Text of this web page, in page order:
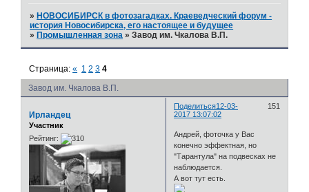
» НОВОСИБИРСК в фотозагадках. Краеведческий форум -
история Новосибирска, его настоящее и будущее
» Промышленная зона »Завод им. Чкалова В.П.
Завод им. Чкалова В.П.
Страница:« 1 2 3 4
Поделиться 151
12-03-
2017 13:07:02
Ирландец
Участник
Рейтинг:
Андрей, фоточка у Вас
конечно эффектная, но
"Тарантула" на подвесках не
наблюдается.
А вот тут есть.